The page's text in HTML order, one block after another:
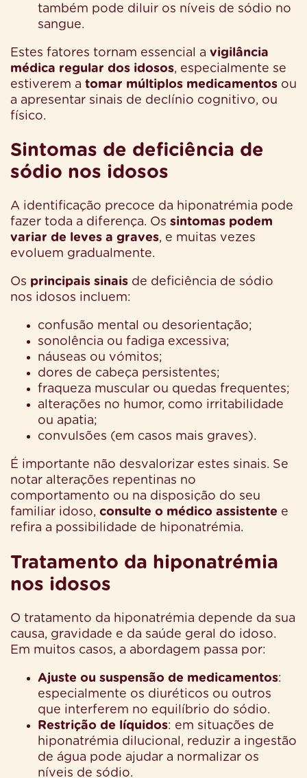
também pode diluir os níveis de sódio no
sangue.
Estes fatores tornam essencial a vigilância
médica regular dos idosos, especialmente se
estiverem a tomar múltiplos medicamentos ou
a apresentar sinais de declínio cognitivo, ou
físico.
Sintomas de deficiência de
sódio nos idosos
A identificação precoce da hiponatrémia pode
fazer toda a diferença. Os sintomas podem
variar de leves a graves, e muitas vezes
evoluem gradualmente.
Os principais sinais de deficiência de sódio
nos idosos incluem:
confusão mental ou desorientação;
sonolência ou fadiga excessiva;
náuseas ou vómitos;
dores de cabeça persistentes;
fraqueza muscular ou quedas frequentes;
alterações no humor, como irritabilidade
ou apatia;
convulsões (em casos mais graves).
É importante não desvalorizar estes sinais. Se
notar alterações repentinas no
comportamento ou na disposição do seu
familiar idoso, consulte o médico assistente e
refira a possibilidade de hiponatrémia.
Tratamento da hiponatrémia
nos idosos
O tratamento da hiponatrémia depende da sua
causa, gravidade e da saúde geral do idoso.
Em muitos casos, a abordagem passa por:
Ajuste ou suspensão de medicamentos:
especialmente os diuréticos ou outros
que interferem no equilíbrio do sódio.
Restrição de líquidos: em situações de
hiponatrémia dilucional, reduzir a ingestão
de água pode ajudar a normalizar os
níveis de sódio.